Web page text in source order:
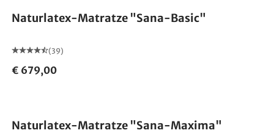
Naturlatex-Matratze "Sana-Basic"
(39)
€ 679,00
Naturlatex-Matratze "Sana-Maxima"